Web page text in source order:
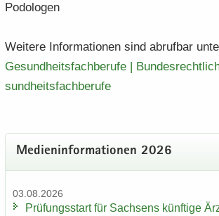
Po­do­lo­gen
Wei­te­re In­for­ma­tio­nen sind ab­ruf­bar
Ge­sund­heits­fach­be­ru­fe |
sund­heits­fach­be­ru­fe
Me­di­en­in­for­ma­tio­nen 2026
03.08.2026
Prü­fungs­start für Sach­sens künf­ti­ge